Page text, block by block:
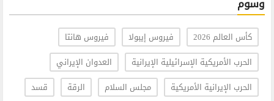
كأس العالم 2026 فيروس إيبولا
فيروس هانتا
الحرب الأمريكية الإسرائيلية الإيرانية
العدوان الإيراني
الحرب الإيرانية الأمريكية
مجلس السلام الرقة
قسد